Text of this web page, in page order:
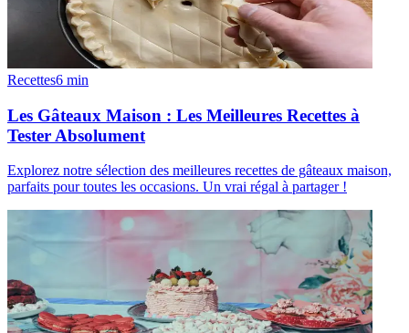
Recettes6 min
Les Gâteaux Maison : Les Meilleures Recettes à
Tester Absolument
Explorez notre sélection des meilleures recettes de gâteaux maison,
parfaits pour toutes les occasions. Un vrai régal à partager !